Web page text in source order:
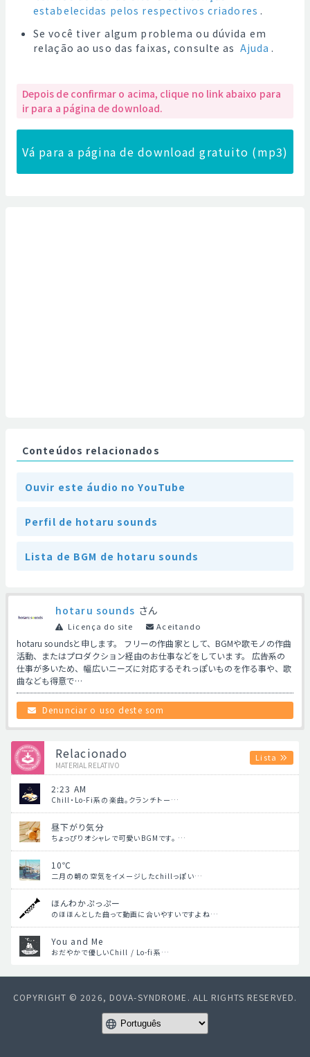
estabelecidas pelos respectivos criadores .
Se você tiver algum problema ou dúvida em
relação ao uso das faixas, consulte as Ajuda .
Depois de confirmar o acima, clique no link abaixo para
ir para a página de download.
Vá para a página de download gratuito (mp3)
Conteúdos relacionados
Ouvir este áudio no YouTube
Perfil de hotaru sounds
Lista de BGM de hotaru sounds
hotaru sounds さん
Licença do site Aceitando
hotaru soundsと申します。 フリーの作曲家として、BGMや歌モノの作曲
活動、またはプロダクション経由のお仕事などをしています。 広告系の
仕事が多いため、幅広いニーズに対応するそれっぽいものを作る事や、歌
曲なども得意で…
Denunciar o uso deste som
Relacionado
MATERIAL RELATIVO
Lista
2:23 AM
Chill・Lo-Fi系の楽曲。クランチトー…
昼下がり気分
ちょっぴりオシャレで可愛いBGMです。 …
10℃
二月の朝の空気をイメージしたchillっぽい…
ほんわかぷっぷー
のほほんとした曲って動画に合いやすいですよね…
You and Me
おだやかで優しいChill / Lo-fi系…
COPYRIGHT © 2026, DOVA-SYNDROME. ALL RIGHTS RESERVED.